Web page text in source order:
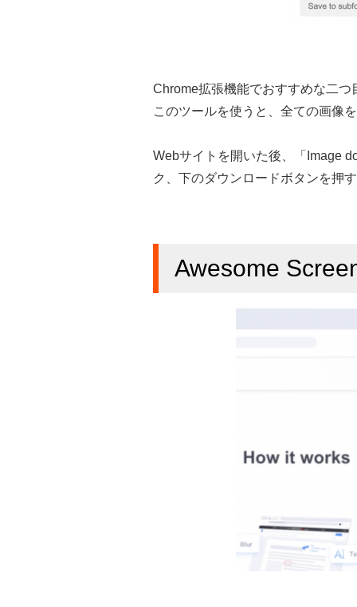
Chrome拡張機能でおすすめな二
このツールを使うと、全ての画像
Webサイトを開いた後、「Image
ク、下のダウンロードボタンを押
Awesome